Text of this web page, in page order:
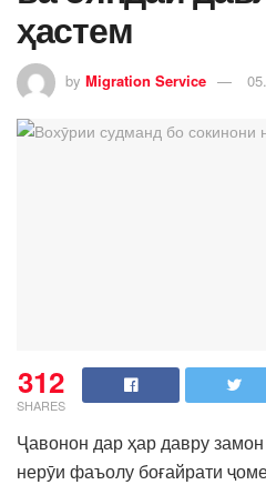
ҳастем
by Migration Service
312
SHARES
Ҷавонон дар ҳар давру
нерӯи фаъолу боғайрати